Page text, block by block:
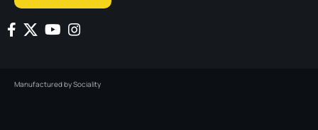
Manufactured bySociality